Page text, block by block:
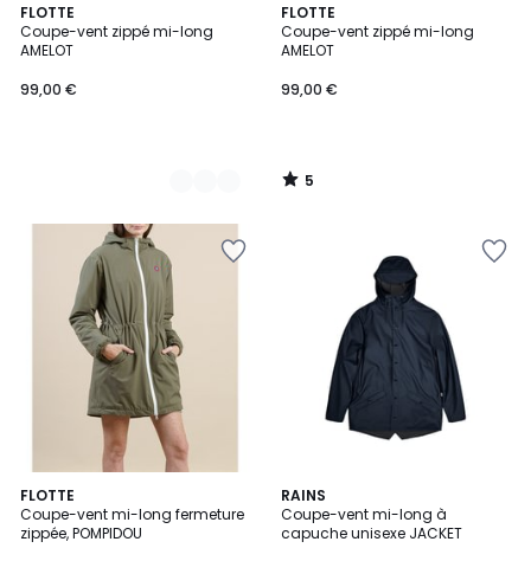
FLOTTE
Coupe-vent zippé mi-long
AMELOT
99,00 €
2
Couleurs
FLOTTE
Coupe-vent zippé mi-long
AMELOT
99,00 €
5
/
5
5
/
FLOTTE
Coupe-vent mi-long fermeture
zippée, POMPIDOU
RAINS
Coupe-vent mi-long à
capuche unisexe JACKET
5
/
5